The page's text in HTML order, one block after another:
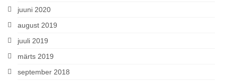
juuni 2020
august 2019
juuli 2019
märts 2019
september 2018